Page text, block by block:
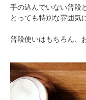
手の込んでいない普段
とっても特別な雰囲気
普段使いはもちろん、